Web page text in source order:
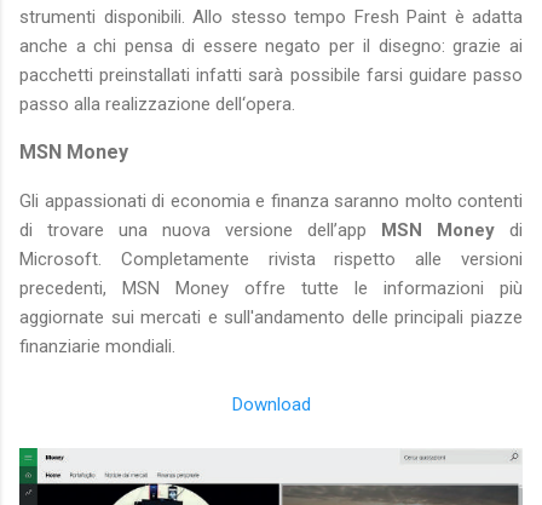
strumenti disponibili. Allo stesso tempo Fresh Paint è adatta
anche a chi pensa di essere negato per il disegno: grazie ai
pacchetti preinstallati infatti sarà possibile farsi guidare passo
passo alla realizzazione dell‘opera.
MSN Money
Gli appassionati di economia e finanza saranno molto contenti
di trovare una nuova versione dell’app MSN Money di
Microsoft. Completamente rivista rispetto alle versioni
precedenti, MSN Money offre tutte le informazioni più
aggiornate sui mercati e sull'andamento delle principali piazze
finanziarie mondiali.
Download